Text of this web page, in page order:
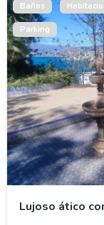
Baños
Parking
Lujoso ático